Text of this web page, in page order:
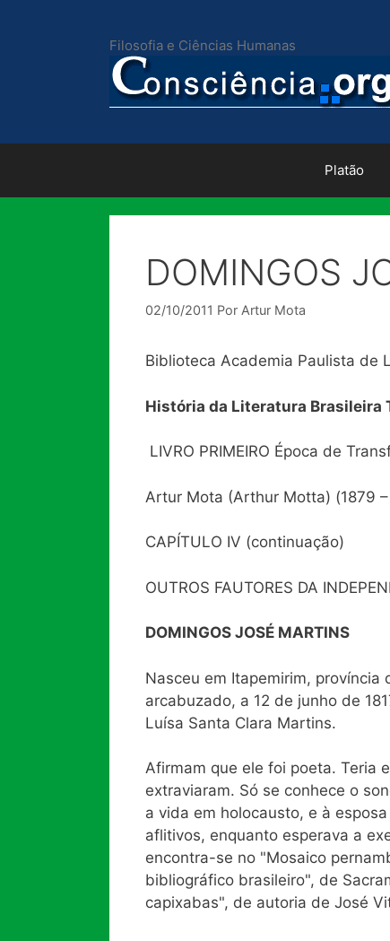
Filosofia e Ciências Humanas
Platão
DOMINGOS
02/10/2011 Por Artur Mota
Biblioteca Academia Paulista de
História da Literatura Brasileira
LIVRO PRIMEIRO Época de
Artur Mota (Arthur Motta) (1879
CAPÍTULO IV (continuação)
OUTROS FAUTORES DA
DOMINGOS JOSÉ MARTINS
Nasceu em Itapemirim, província
arcabuzado, a 12 de junho de
Luísa Santa Clara Martins.
Afirmam que ele foi poeta. Teria
extraviaram. Só se conhece o
a vida em holocausto, e à
aflitivos, enquanto esperava a
encontra-se no "Mosaico
bibliográfico brasileiro", de
capixabas", de autoria de José